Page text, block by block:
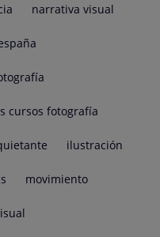
narrativa visual
cursos fotografía
ilustración
movimiento